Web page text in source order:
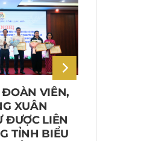
VIÊN,
XUÂN
ĐƯỢC LIÊN
TỈNH BIỂU